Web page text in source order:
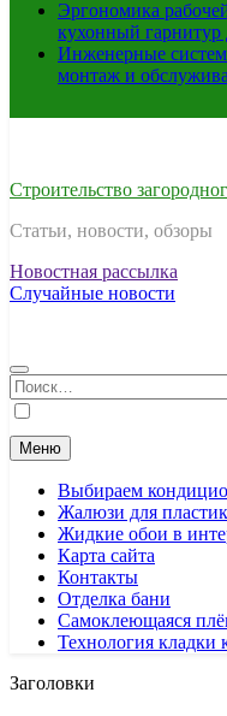
Эргономика
кухонный
Инженерные
монтаж и
Строительство
Статьи, новости, обзоры
Новостная рассылка
Случайные новости
Найти:
Меню
Выбираем
Жалюзи для
Жидкие обои в
Карта сайта
Контакты
Отделка бани
Самоклеющаяся
Технология кладки
Заголовки